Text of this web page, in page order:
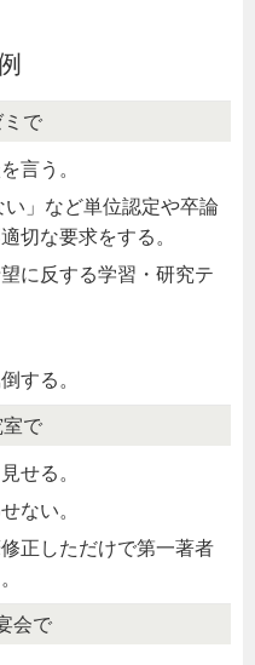
で
言う。
い」など単位認定や卒論
切な要求をする。
に反する学習・研究テ
する。
で
せる。
ない。
正しただけで第一著者
会で